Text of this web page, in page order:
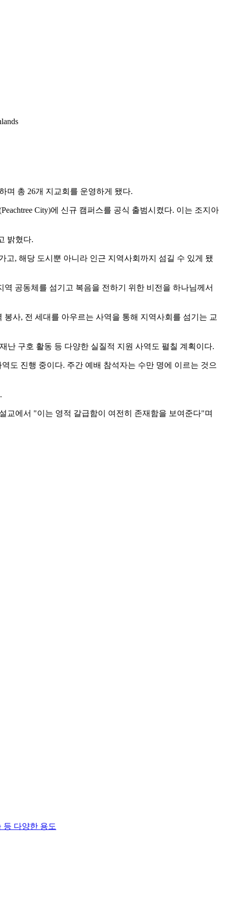
며 총 26개 지교회를 운영하게 됐다.
City)에 신규 캠퍼스를 공식 출범시켰다. 이는 조지아
밝혔다.
, 해당 도시뿐 아니라 인근 지역사회까지 섬길 수 있게 됐
공동체를 섬기고 복음을 전하기 위한 비전을 하나님께서
사, 전 세대를 아우르는 사역을 통해 지역사회를 섬기는 교
난 구호 활동 등 다양한 실질적 지원 사역도 펼칠 계획이다.
도 진행 중이다. 주간 예배 참석자는 수만 명에 이르는 것으
교에서 "이는 영적 갈급함이 여전히 존재함을 보여준다"며
등 다양한 용도